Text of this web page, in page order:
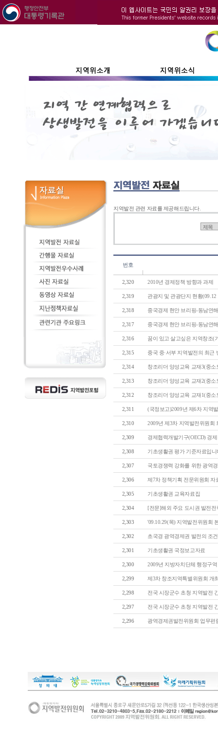
지역발전 관련 자료를 제공해드립니다.
번호
2,320 2010년 경제정책 방향과 과제
2,319 관광지 및 관광단지 현황(09.12
2,318 중국경제 현안 브리핑-동남연
2,317 중국경제 현안 브리핑-동남연
2,316 꿈이 있고 살고싶은 지역창조(
2,315 중국 중·서부 지역발전의 최근
2,314 창조리더 양성교육 교재3(중소
2,313 창조리더 양성교육 교재2(중소
2,312 창조리더 양성교육 교재1(중소
2,311 (국정보고)2009년 제6차 지역
2,310 2009년 제3차 지역발전위원회
2,309 경제협력개발기구(OECD) 경
2,308 기초생활권 평가 기준자료입니
2,307 국토경쟁력 강화를 위한 광역
2,306 제7차 정책기획 전문위원회 자
2,305 기초생활권 교육자료집
2,304 [전문]해외 주요 도시권 발전전
2,303 '09.10.29(목) 지역발전위원회
2,302 초국경 광역경제권 발전의 조
2,301 기초생활권 국정보고자료
2,300 2009년 지방자치단체 행정구
2,299 제3차 창조지역특별위원회 개
2,298 전국 시장군수 초청 지역발전
2,297 전국 시장군수 초청 지역발전
2,296 광역경제권발전위원회 업무편